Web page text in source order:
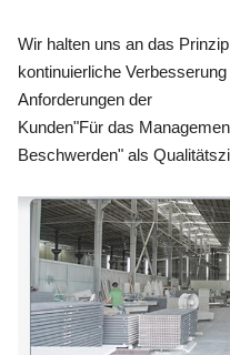
Wir halten uns an das
kontinuierliche
Anforderungen der
Kunden"Für das
Beschwerden" als